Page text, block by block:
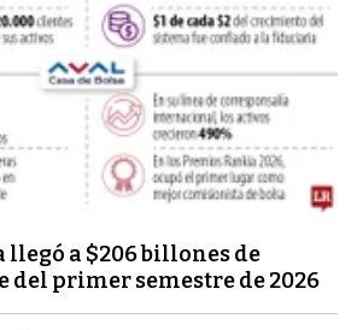
a $206 billones de
del primer semestre de 2026